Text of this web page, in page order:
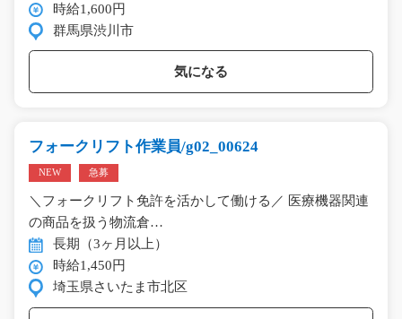
時給1,600円
群馬県渋川市
気になる
フォークリフト作業員/g02_00624
NEW 急募
＼フォークリフト免許を活かして働ける／ 医療機器関連
の商品を扱う物流倉…
長期（3ヶ月以上）
時給1,450円
埼玉県さいたま市北区